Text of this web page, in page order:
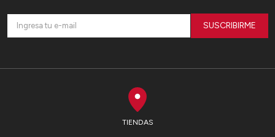
TIENDAS
SUSCRIBIRME